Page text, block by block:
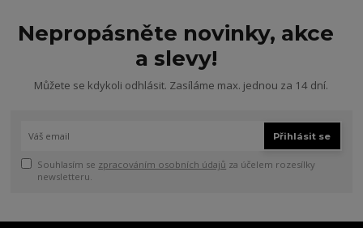
Nepropásněte novinky, akce
a slevy!
Můžete se kdykoli odhlásit. Zasíláme max. jednou za 14 dní.
Přihlásit se
Souhlasím se zpracováním osobních údajů za účelem rozesílky
newsletteru.